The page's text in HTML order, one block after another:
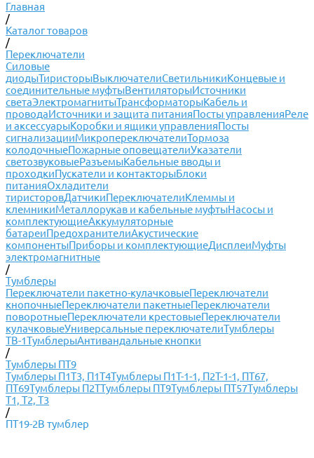
Главная
/
Каталог товаров
/
Переключатели
Силовые
диодыТиристорыВыключателиСветильникиКонцевые и
соединительные муфтыВентиляторыИсточники
светаЭлектромагнитыТрансформаторыКабель и
проводаИсточники и защита питанияПосты управленияРеле
и аксессуарыКоробки и ящики управленияПосты
сигнализацииМикропереключателиТормоза
колодочныеПожарные оповещателиУказатели
светозвуковыеРазъемыКабельные вводы и
проходкиПускатели и контакторыБлоки
питанияОхладители
тиристоровДатчикиПереключателиКлеммы и
клемникиМеталлорукав и кабельные муфтыНасосы и
комплектующиеАккумуляторные
батареиПредохранителиАкустические
компонентыПриборы и комплектующиеДисплеиМуфты
электромагнитные
/
Тумблеры
Переключатели пакетно-кулачковыеПереключатели
кнопочныеПереключатели пакетныеПереключатели
поворотныеПереключатели крестовыеПереключатели
кулачковыеУниверсальные переключателиТумблеры
ТВ-1ТумблерыАнтивандальные кнопки
/
Тумблеры ПТ9
Тумблеры П1Т3, П1Т4Тумблеры П1Т-1-1, П2Т-1-1, ПТ67,
ПТ69Тумблеры П2ТТумблеры ПТ9Тумблеры ПТ57Тумблеры
Т1, Т2, Т3
/
ПТ19-2В тумблер